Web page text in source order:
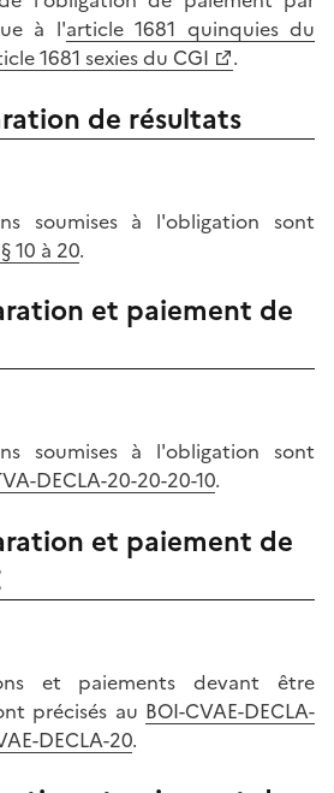
à l'article 1681 quinquies du
1681 sexies du CGI .
de résultats
soumises à l'obligation sont
10 à 20.
et paiement de
soumises à l'obligation sont
DECLA-20-20-20-10.
et paiement de
et paiements devant être
précisés au BOI-CVAE-DECLA-
DECLA-20.